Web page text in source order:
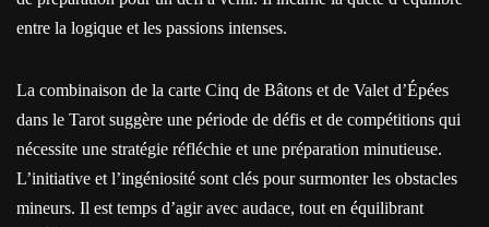
entre la logique et les passions intenses.
La combinaison de la carte Cinq de Bâtons et de Valet d’Épées
dans le Tarot suggère une période de défis et de compétitions qui
nécessite une stratégie réfléchie et une préparation minutieuse.
L’initiative et l’ingéniosité sont clés pour surmonter les obstacles
mineurs. Il est temps d’agir avec audace, tout en équilibrant